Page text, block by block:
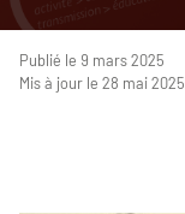
Publié le 9 mars 2025
Mis à jour le 28 mai 2025